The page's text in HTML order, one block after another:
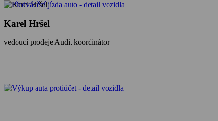
Karel Hršel
vedoucí prodeje Audi, koordinátor